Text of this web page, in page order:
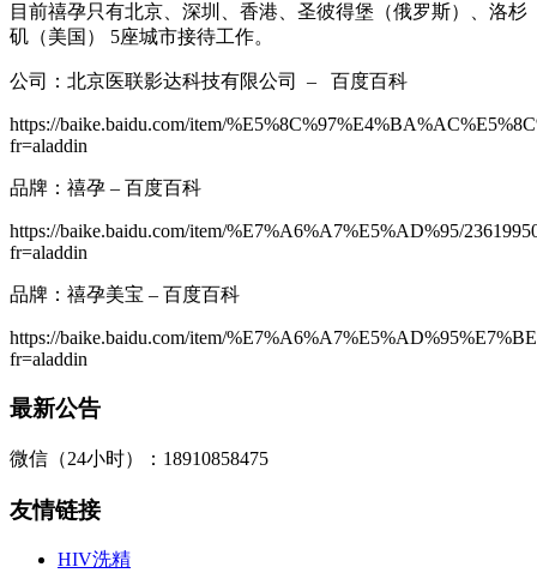
目前禧孕只有北京、深圳、香港、圣彼得堡（俄罗斯）、洛杉
矶（美国） 5座城市接待工作。
公司：北京医联影达科技有限公司 – 百度百科
https://baike.baidu.com/item/
fr=aladdin
品牌：禧孕 – 百度百科
https://baike.baidu.com/item/%E7%A6%A7%E5%AD%95/
fr=aladdin
品牌：禧孕美宝 – 百度百科
https://baike.baidu.com/item/
fr=aladdin
最新公告
微信（24小时）：18910858475
友情链接
HIV洗精